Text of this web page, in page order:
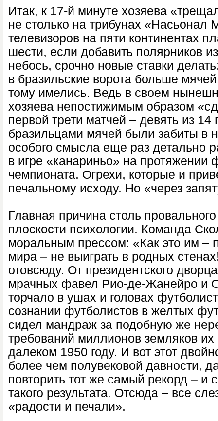
Итак, к 17-й минуте хозяева
не столько на трибунах «Насьонал
телевизоров на пяти континентах
шести, если добавить полярников
небось, срочно новые ставки
в бразильские ворота больше
тому имелись. Ведь в своем
хозяева непостижимым образом
первой трети матчей – девять из
бразильцами мячей были забиты в
особого смысла еще раз детально
в игре «канариньо» на протяжении
чемпионата. Огрехи, которые и
печальному исходу. Но «через
Главная причина столь
плоскости психологии. Команда
моральным прессом: «Как это им –
мира – не выиграть в родных
отовсюду. От президентского
мрачных фавел Рио-де-Жанейро и
торчало в ушах и головах
сознании футболистов в желтых
сидел мандраж за подобную же
требований миллионов земляков
далеком 1950 году. И вот этот
более чем полувековой давности,
повторить тот же самый рекорд – и
такого результата. Отсюда – все
«радости и печали».